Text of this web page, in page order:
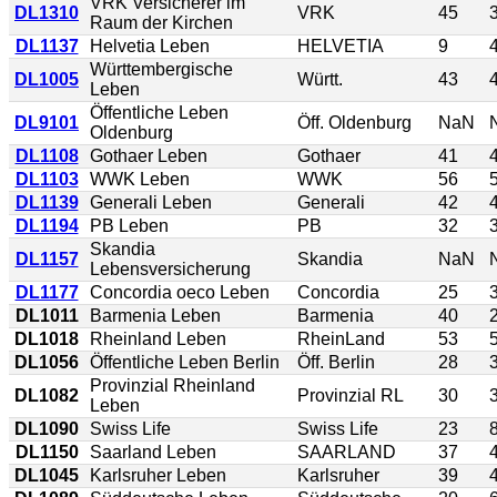
DL1310
Raum der Kirchen
VRK 45
DL1137
Helvetia Leben HELVETIA 9
DL1005
Württembergische
Leben
Württ. 43
DL9101
Öffentliche Leben
Oldenburg
Öff. Oldenburg NaN
DL1108
Gothaer Leben Gothaer 41
DL1103
WWK Leben WWK 56
DL1139
Generali Leben Generali 42
DL1194
PB Leben PB 32
DL1157
Skandia
Lebensversicherung
Skandia NaN
DL1177
Concordia oeco Leben Concordia 25
DL1011
Barmenia Leben Barmenia 40
DL1018
Rheinland Leben RheinLand 53
DL1056 Öffentliche Leben Berlin Öff. Berlin 28
DL1082
Provinzial Rheinland
Leben
Provinzial RL 30
DL1090
Swiss Life Swiss Life 23
DL1150
Saarland Leben SAARLAND 37
DL1045
Karlsruher Leben Karlsruher 39